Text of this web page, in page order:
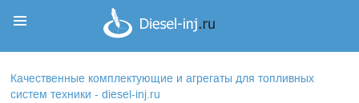
Качественные комплектующие и агрегаты для топливных
систем техники - diesel-inj.ru